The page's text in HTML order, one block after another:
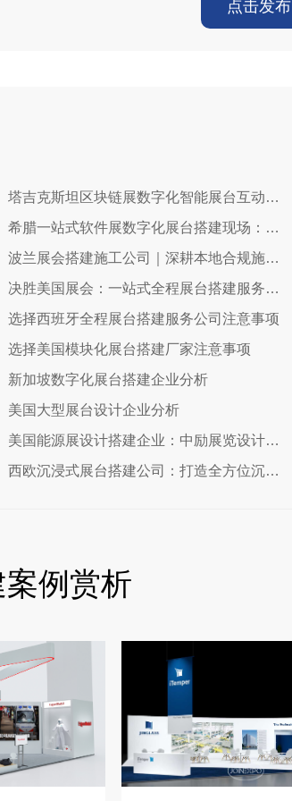
点击发布
塔吉克斯坦区块链展数字化智能展台互动区全方案：高转化、可溯源、适配中亚数字市场的展台搭建指南
希腊一站式软件展数字化展台搭建现场：科技赋能出海，打造欧洲数字展示新标杆
波兰展会搭建施工公司｜深耕本地合规施工，助力中国企业高效出海参展
决胜美国展会：一站式全程展台搭建服务，如何助您抢占市场先机
选择西班牙全程展台搭建服务公司注意事项
选择美国模块化展台搭建厂家注意事项
新加坡数字化展台搭建企业分析
美国大型展台设计企业分析
美国能源展设计搭建企业：中励展览设计搭建公司
西欧沉浸式展台搭建公司：打造全方位沉浸式展览体验
例赏析